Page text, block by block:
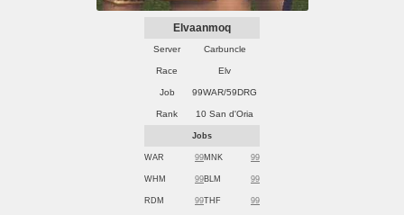
Elvaanmoq
Server Carbuncle
Race Elv
Job 99WAR/59DRG
Rank 10 San d'Oria
Jobs
WAR 99MNK 99
WHM 99BLM 99
RDM 99THF 99